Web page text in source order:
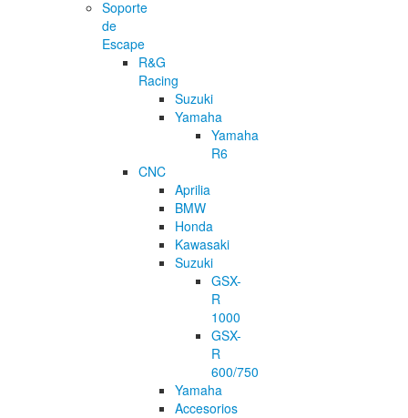
Soporte
de
Escape
R&G
Racing
Suzuki
Yamaha
Yamaha
R6
CNC
Aprilia
BMW
Honda
Kawasaki
Suzuki
GSX-
R
1000
GSX-
R
600/750
Yamaha
Accesorios